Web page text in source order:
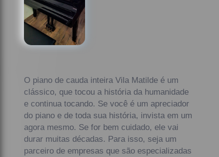
O piano de cauda inteira Vila Matilde é um
clássico, que tocou a história da humanidade
e continua tocando. Se você é um apreciador
do piano e de toda sua história, invista em um
agora mesmo. Se for bem cuidado, ele vai
durar muitas décadas. Para isso, seja um
parceiro de empresas que são especializadas